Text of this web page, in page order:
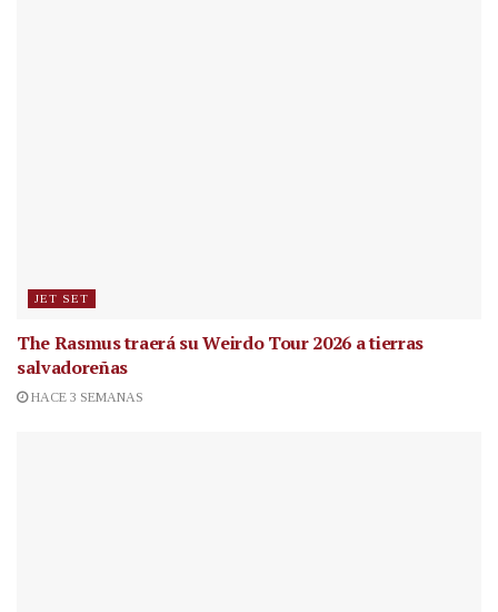
JET SET
The Rasmus traerá su Weirdo Tour 2026 a tierras
salvadoreñas
HACE 3 SEMANAS